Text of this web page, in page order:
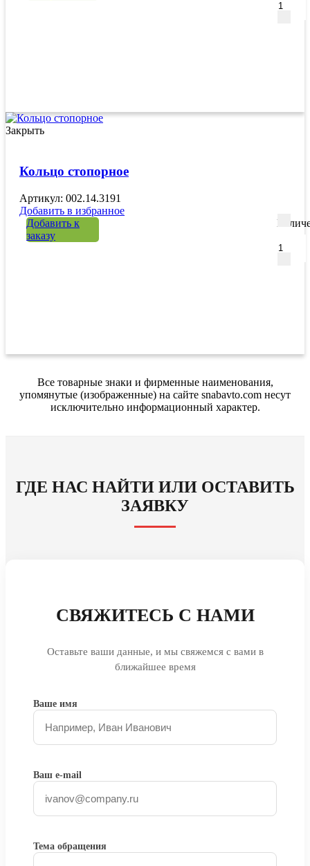
Закрыть
Кольцо стопорное
Артикул: 002.14.3191
Добавить в избранное
Добавить к
заказу
Все товарные знаки и фирменные наименования,
упомянутые (изображенные) на сайте snabavto.com несут
исключительно информационный характер.
ГДЕ НАС НАЙТИ ИЛИ ОСТАВИТЬ
ЗАЯВКУ
СВЯЖИТЕСЬ С НАМИ
Оставьте ваши данные, и мы свяжемся с вами в
ближайшее время
Ваше имя
Ваш e-mail
Тема обращения